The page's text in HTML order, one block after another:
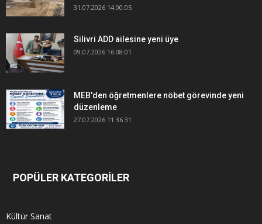
31.07.2026 14:00:05
Silivri ADD ailesine yeni üye
09.07.2026 16:08:01
MEB'den öğretmenlere nöbet görevinde yeni
düzenleme
27.07.2026 11:36:31
POPÜLER KATEGORİLER
Kültür Sanat